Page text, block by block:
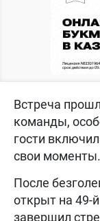
Встреча
команды,
гости
свои моменты.
После
открыт на 49-
завершил